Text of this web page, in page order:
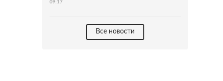
09:17
Все новости